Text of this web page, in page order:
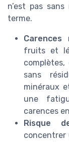
n’est pas
terme.
Carences
fruits et
sans
minéraux
une
carences
Risque
concentrer